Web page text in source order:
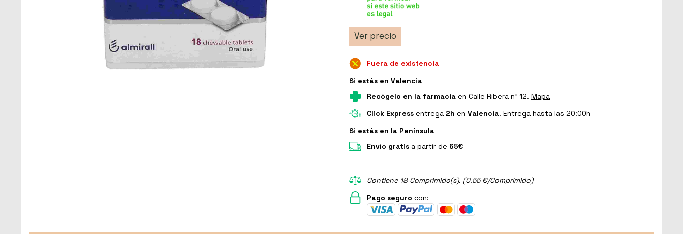
Ver precio
Fuera de existencia
Si estás en Valencia
Recógelo en la farmacia en Calle Ribera nº 12. Mapa
Click Express entrega 2h en Valencia. Entrega hasta las 20:00h
Si estás en la Península
Envío gratis a partir de 65€
Contiene 18 Comprimido(s). (0.55 €/Comprimido)
Pago seguro con: